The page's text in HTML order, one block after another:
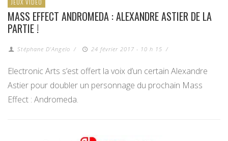
JEUX VIDÉO
MASS EFFECT ANDROMEDA : ALEXANDRE ASTIER DE LA
PARTIE !
Stéphane D'Angelo / 24 février 2017 - 10 h 15 /
Electronic Arts s’est offert la voix d’un certain Alexandre
Astier pour doubler un personnage du prochain Mass
Effect : Andromeda.